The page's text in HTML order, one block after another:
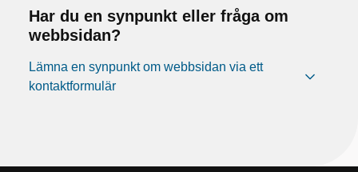
Har du en synpunkt eller fråga om
webbsidan?
Lämna en synpunkt om webbsidan via ett
kontaktformulär